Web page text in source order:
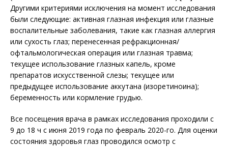
Другими критериями исключения на момент исследования
были следующие: активная глазная инфекция или глазные
воспалительные заболевания, такие как глазная аллергия
или сухость глаз; перенесенная рефракционная/
офтальмологическая операция или глазная травма;
текущее использование глазных капель, кроме
препаратов искусственной слезы; текущее или
предыдущее использование аккутана (изоретиноина);
беременность или кормление грудью.
Все посещения врача в рамках исследования проходили с
9 до 18 ч с июня 2019 года по февраль 2020-го. Для оценки
состояния здоровья глаз проводился осмотр с